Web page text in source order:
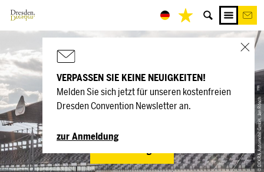
VERPASSEN SIE KEINE NEUIGKEITEN!
Melden Sie sich jetzt für unseren kostenfreien
Dresden Convention Newsletter an.
zur Anmeldung © DEKRA Automobil GmbH, Jan Rösch
DEKRA Lausitzring